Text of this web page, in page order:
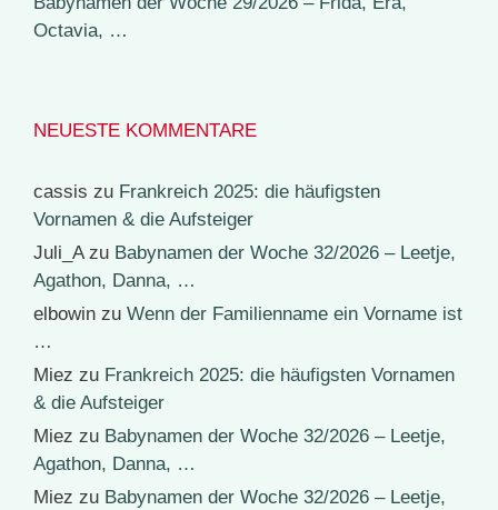
Octavia, …
NEUESTE KOMMENTARE
cassis zu Frankreich 2025: die häufigsten
Vornamen & die Aufsteiger
Juli_Azu Babynamen der Woche 32/2026 – Leetje,
Agathon, Danna, …
elbowin zu Wenn der Familienname ein Vorname ist
…
Miez zu Frankreich 2025: die häufigsten Vornamen
& die Aufsteiger
Miez zu Babynamen der Woche 32/2026 – Leetje,
Agathon, Danna, …
Miez zu Babynamen der Woche 32/2026 – Leetje,